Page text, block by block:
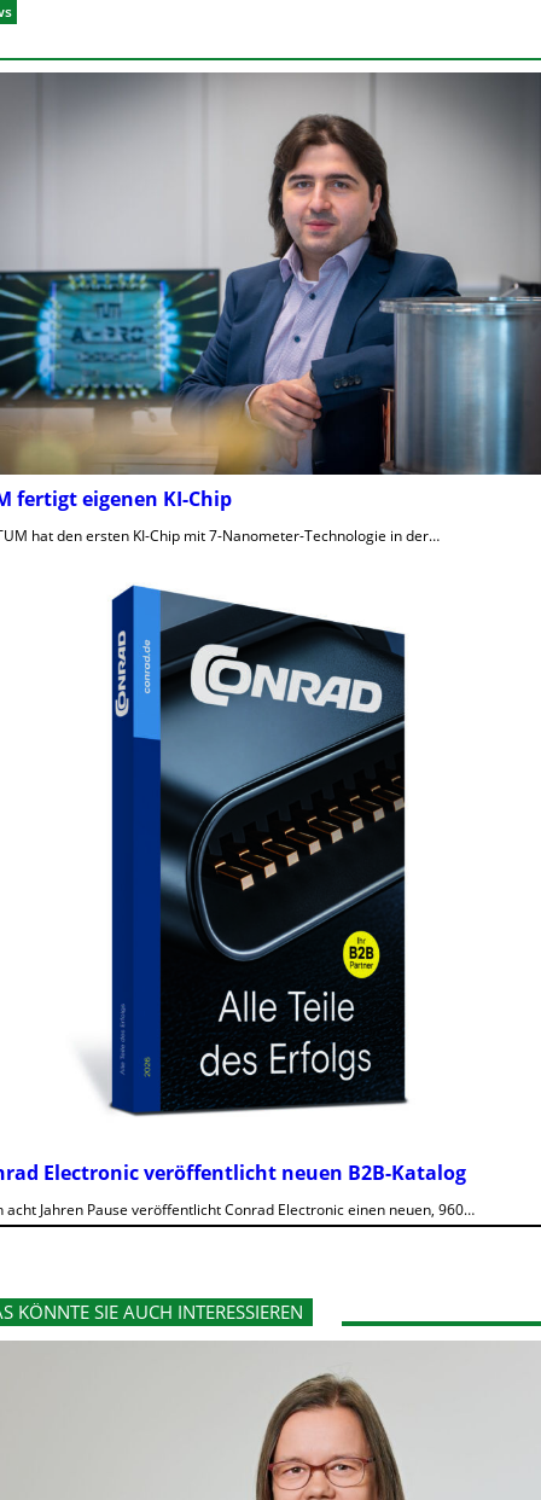
fertigt eigenen KI-Chip
hat den ersten KI-Chip mit 7-Nanometer-Technologie in der…
Electronic veröffentlicht neuen B2B-Katalog
acht Jahren Pause veröffentlicht Conrad Electronic einen neuen, 960…
KÖNNTE SIE AUCH INTERESSIEREN